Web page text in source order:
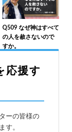
Q509 なぜ神はすべて
の人を赦さないので
すか。
応援す
ーの皆様の
す。